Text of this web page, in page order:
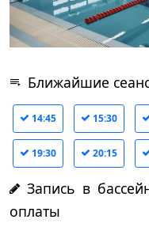
Ближайшие
14:45 15:30
19:30 20:15
Запись в
оплаты